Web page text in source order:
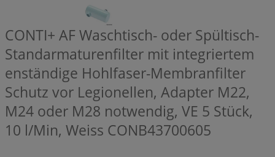
CONTI+ AF Waschtisch- oder Spültisch-
Standarmaturenfilter mit integriertem
enständige Hohlfaser-Membranfilter
Schutz vor Legionellen, Adapter M22,
M24 oder M28 notwendig, VE 5 Stück,
10 l/Min, Weiss CONB43700605